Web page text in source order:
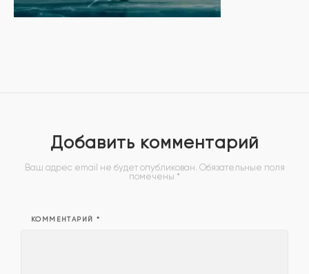
Добавить комментарий
Ваш адрес email не будет опубликован. Обязательные поля
помечены *
КОММЕНТАРИЙ *